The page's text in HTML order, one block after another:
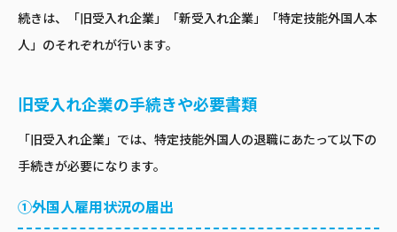
続きは、「旧受入れ企業」「新受入れ企業」「特定技能外国人本
人」のそれぞれが行います。
旧受入れ企業の手続きや必要書類
「旧受入れ企業」では、特定技能外国人の退職にあたって以下の
手続きが必要になります。
①外国人雇用状況の届出